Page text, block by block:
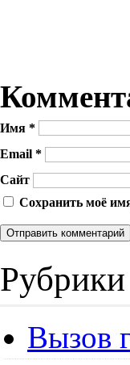
Имя *
Email *
Сайт
Сохранить моё
Рубрики
Вызов